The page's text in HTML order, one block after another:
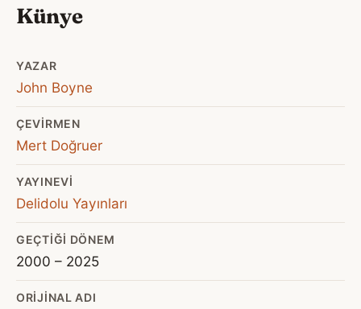
Künye
YAZAR
John Boyne
ÇEVIRMEN
Mert Doğruer
YAYINEVI
Delidolu Yayınları
GEÇTIĞI DÖNEM
2000 – 2025
ORIJINAL ADI